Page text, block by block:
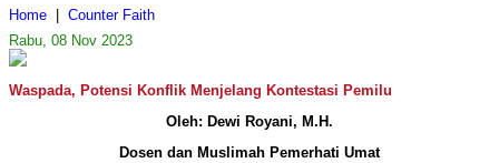
Home
Counter Faith
Rabu, 08 Nov 2023
Waspada, Potensi Konflik Menjelang Kontestasi Pemilu
Oleh: Dewi Royani, M.H.
Dosen dan Muslimah Pemerhati Umat